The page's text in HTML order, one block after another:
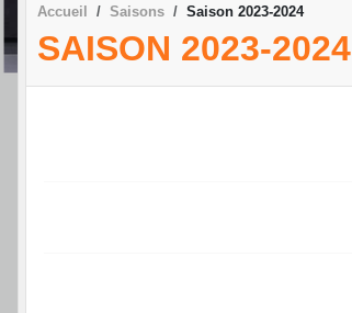
Accueil Saisons Saison 2023-2024
SAISON 2023-2024